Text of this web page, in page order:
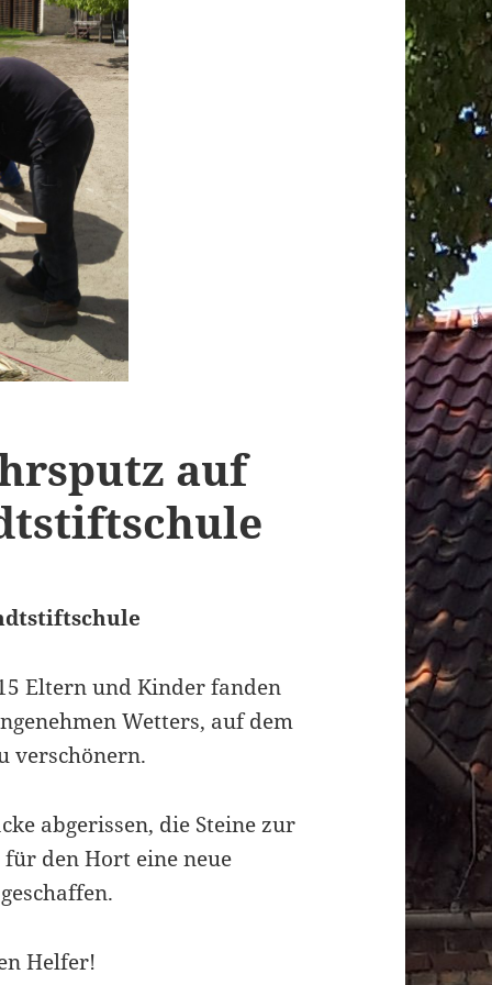
auf
Eltern und Kinder fanden
Wetters, auf dem
verschönern.
abgerissen, die Steine zur
den Hort eine neue
Helfer!